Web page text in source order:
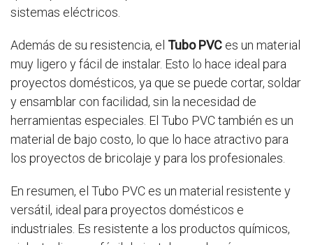
sistemas eléctricos.
Además de su resistencia, el Tubo PVC es un material
muy ligero y fácil de instalar. Esto lo hace ideal para
proyectos domésticos, ya que se puede cortar, soldar
y ensamblar con facilidad, sin la necesidad de
herramientas especiales. El Tubo PVC también es un
material de bajo costo, lo que lo hace atractivo para
los proyectos de bricolaje y para los profesionales.
En resumen, el Tubo PVC es un material resistente y
versátil, ideal para proyectos domésticos e
industriales. Es resistente a los productos químicos,